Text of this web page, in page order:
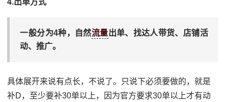
4.出单方式
一般分为4种，自然流量出单、找达人带货、店铺活
动、推广。
具体展开来说有点长，不说了。只说下必须要做的，就是
补D，至少要补30单以上，因为官方要求30单以上才有动